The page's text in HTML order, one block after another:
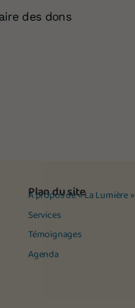
des dons
Plan du site
À propos de « La Lumière »
Services
Témoignages
Agenda